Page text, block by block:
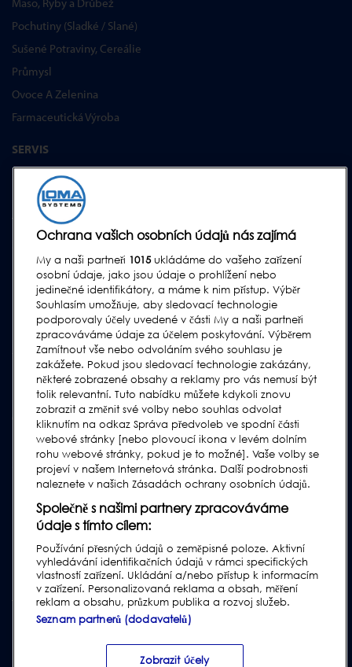
Pochutiny (Sladké / Slané)
Sušené Potraviny, Cereálie
Průmysl
Ovoce A Zelenina
Farmaceutická Výroba
SERVIS
Servisní program
Náhradní Díly
Testovací díly
Školení Pro Zákazníky
Upgrades
PODPORA
Kontakt
Žádost o podporu
Nejčastější Otázky
Uživatelské Manuály
Oborové pokyny
Podpora Starších Produktů
Subscribe to our Newsletter
Privacy & Cookie Policy Website Disclaimer
Supplier Terms & Conditions|Modern Slavery Act
|Ochrana oznamovatelů |
Ochrana vašich osobních údajů nás zajímá
My a naši partneři 1015ukládáme do vašeho zařízení
osobní údaje, jako jsou údaje o prohlížení nebo
jedinečné identifikátory, a máme k nim přístup. Výběr
Souhlasím umožňuje, aby sledovací technologie
podporovaly účely uvedené v části My a naši partneři
zpracováváme údaje za účelem poskytování. Výběrem
Zamítnout vše nebo odvoláním svého souhlasu je
zakážete. Pokud jsou sledovací technologie zakázány,
některé zobrazené obsahy a reklamy pro vás nemusí být
tolik relevantní. Tuto nabídku můžete kdykoli znovu
zobrazit a změnit své volby nebo souhlas odvolat
kliknutím na odkaz Správa předvoleb ve spodní části
webové stránky [nebo plovoucí ikona v levém dolním
rohu webové stránky, pokud je to možné]. Vaše volby se
projeví v našem Internetová stránka. Další podrobnosti
naleznete v našich Zásadách ochrany osobních údajů.
Společně s našimi partnery zpracováváme
údaje s tímto cílem:
Používání přesných údajů o zeměpisné poloze. Aktivní
vyhledávání identifikačních údajů v rámci specifických
vlastností zařízení. Ukládání a/nebo přístup k informacím
v zařízení. Personalizovaná reklama a obsah, měření
reklam a obsahu, průzkum publika a rozvoj služeb.
Seznam partnerů (dodavatelů)
Zobrazit účely